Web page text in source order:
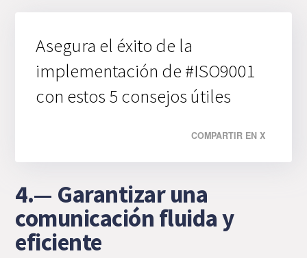
Asegura el éxito de la
implementación de #ISO9001
con estos 5 consejos útiles
COMPARTIR EN X
4.— Garantizar una
comunicación fluida y
eficiente